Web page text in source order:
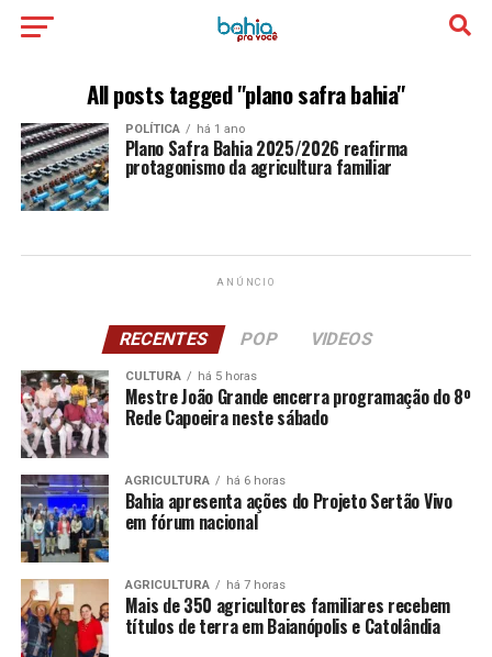
All posts tagged "plano safra bahia"
POLÍTICA há 1 ano
Plano Safra Bahia 2025/2026 reafirma
protagonismo da agricultura familiar
ANÚNCIO
RECENTES POP VIDEOS
CULTURA há 5 horas
Mestre João Grande encerra programação do 8º
Rede Capoeira neste sábado
AGRICULTURA há 6 horas
Bahia apresenta ações do Projeto Sertão Vivo
em fórum nacional
AGRICULTURA há 7 horas
Mais de 350 agricultores familiares recebem
títulos de terra em Baianópolis e Catolândia